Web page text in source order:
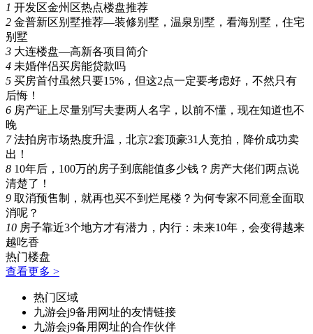
1 开发区金州区热点楼盘推荐
2 金普新区别墅推荐—装修别墅，温泉别墅，看海别墅，住宅
别墅
3 大连楼盘—高新各项目简介
4 未婚伴侣买房能贷款吗
5 买房首付虽然只要15%，但这2点一定要考虑好，不然只有
后悔！
6 房产证上尽量别写夫妻两人名字，以前不懂，现在知道也不
晚
7 法拍房市场热度升温，北京2套顶豪31人竞拍，降价成功卖
出！
8 10年后，100万的房子到底能值多少钱？房产大佬们两点说
清楚了！
9 取消预售制，就再也买不到烂尾楼？为何专家不同意全面取
消呢？
10 房子靠近3个地方才有潜力，内行：未来10年，会变得越来
越吃香
热门楼盘
查看更多 >
热门区域
九游会j9备用网址的友情链接
九游会j9备用网址的合作伙伴